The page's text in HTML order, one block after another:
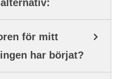
för mitt
har börjat?